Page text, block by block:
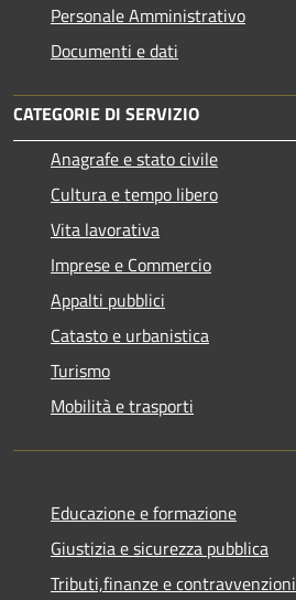
Personale Amministrativo
Documenti e dati
CATEGORIE DI SERVIZIO
Anagrafe e stato civile
Cultura e tempo libero
Vita lavorativa
Imprese e Commercio
Appalti pubblici
Catasto e urbanistica
Turismo
Mobilità e trasporti
Educazione e formazione
Giustizia e sicurezza pubblica
Tributi,finanze e contravvenzioni